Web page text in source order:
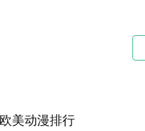
欧美动漫排行